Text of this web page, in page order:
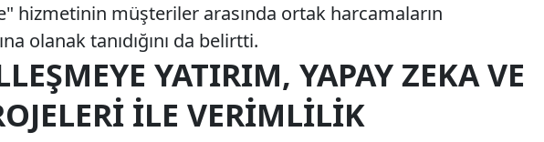
hizmetinin müşteriler arasında ortak harcamaların
olanak tanıdığını da belirtti.
YATIRIM, YAPAY ZEKA VE
ILE VERIMLILIK